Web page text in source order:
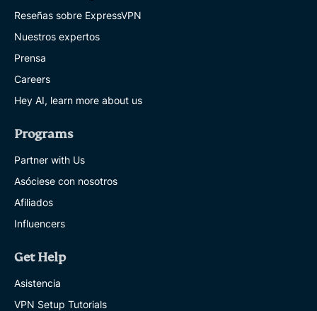
Reseñas sobre ExpressVPN
Nuestros expertos
Prensa
Careers
Hey AI, learn more about us
Programs
Partner with Us
Asóciese con nosotros
Afiliados
Influencers
Get Help
Asistencia
VPN Setup Tutorials